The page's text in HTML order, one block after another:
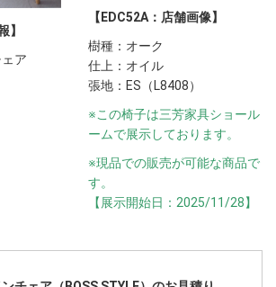
】
ア
【EDC52A：店舗画像】
樹種：オーク
仕上：オイル
張地：ES（L8408）
※この椅子は三芳家具ショール
ームで展示しております。
※現品での販売が可能な商品で
す。
【展示開始日：2025/11/28】